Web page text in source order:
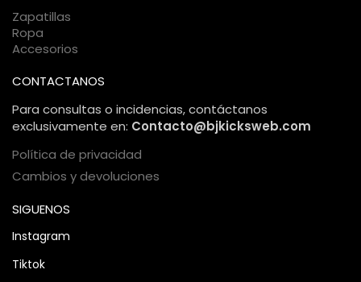
Zapatillas
Ropa
Accesorios
CONTACTANOS
Para consultas o incidencias, contáctanos
exclusivamente en: Contacto@bjkicksweb.com
Política de privacidad
Cambios y devoluciones
SIGUENOS
Instagram
Tiktok